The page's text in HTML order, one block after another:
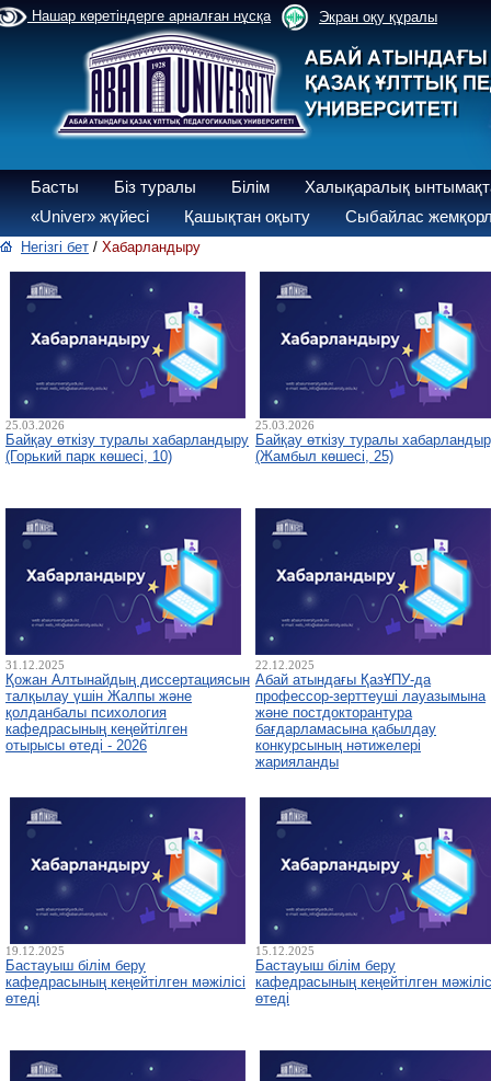
Нашар көретіндерге арналған нұсқа Экран оқу құралы
Басты Біз туралы Білім
Халықаралық
«Univer» жүйесі
Қашықтан оқыту Сыбайлас
Негізгі бет / Хабарландыру
25.03.2026
Байқау өткізу туралы хабарландыру
(Горький парк көшесі, 10)
25.03.2026
Байқау өткізу туралы
(Жамбыл көшесі, 25)
31.12.2025
Қожан Алтынайдың диссертациясын
талқылау үшін Жалпы және
қолданбалы психология
кафедрасының кеңейтілген
отырысы өтеді - 2026
22.12.2025
Абай атындағы ҚазҰПУ-да
профессор-зерттеуші лауазымына
және постдокторантура
бағдарламасына қабылдау
конкурсының нәтижелері
жарияланды
19.12.2025
Бастауыш білім беру
кафедрасының кеңейтілген мәжілісі
өтеді
15.12.2025
Бастауыш білім беру
кафедрасының кеңейтілген
өтеді